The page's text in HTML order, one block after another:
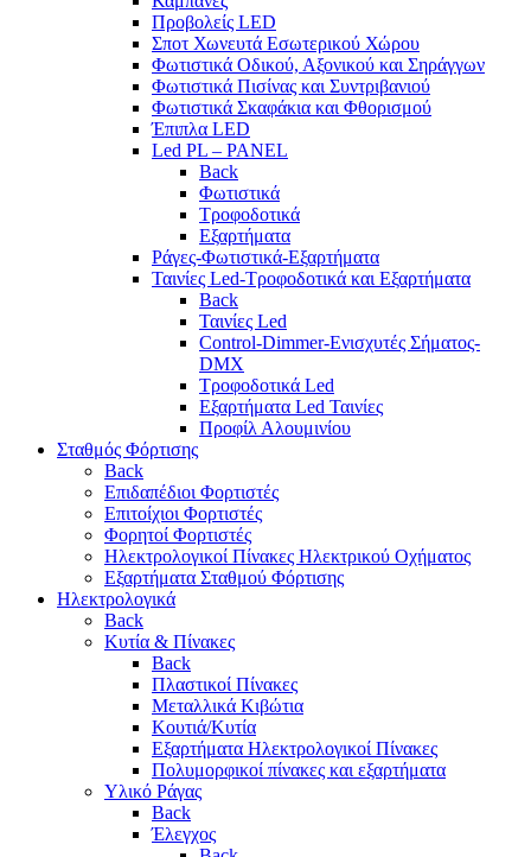
Προβολείς LED
Σποτ Χωνευτά Εσωτερικού Χώρου
Φωτιστικά Οδικού, Αξονικού και Σηράγγων
Φωτιστικά Πισίνας και Συντριβανιού
Φωτιστικά Σκαφάκια και Φθορισμού
Έπιπλα LED
Led PL – PANEL
Back
Φωτιστικά
Τροφοδοτικά
Εξαρτήματα
Ράγες-Φωτιστικά-Εξαρτήματα
Ταινίες Led-Τροφοδοτικά και Εξαρτήματα
Back
Ταινίες Led
Control-Dimmer-Ενισχυτές Σήματος-
DMX
Τροφοδοτικά Led
Εξαρτήματα Led Ταινίες
Προφίλ Αλουμινίου
Σταθμός Φόρτισης
Back
Επιδαπέδιοι Φορτιστές
Επιτoίχιοι Φορτιστές
Φορητοί Φορτιστές
Ηλεκτρολογικοί Πίνακες Ηλεκτρικού Οχήματος
Εξαρτήματα Σταθμού Φόρτισης
Ηλεκτρολογικά
Back
Κυτία & Πίνακες
Back
Πλαστικοί Πίνακες
Μεταλλικά Κιβώτια
Κουτιά/Κυτία
Εξαρτήματα Ηλεκτρολογικοί Πίνακες
Πολυμορφικοί πίνακες και εξαρτήματα
Υλικό Ράγας
Back
Έλεγχος